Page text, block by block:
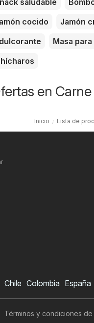
saludable
cocido
Jamón
Masa
en
Inicio Lista de
Chile Colombia España
Términos y condiciones